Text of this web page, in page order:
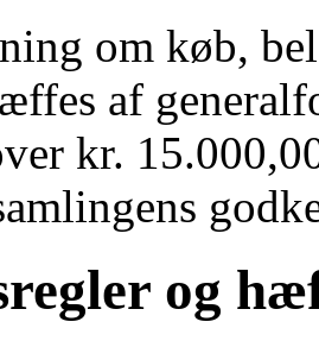
om køb,
af
kr.
og